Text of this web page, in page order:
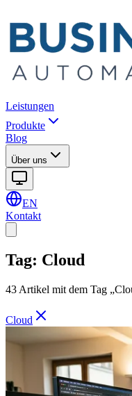
Leistungen
Produkte
Blog
Über uns
EN
Kontakt
Tag: Cloud
43 Artikel mit dem Tag
Cloud